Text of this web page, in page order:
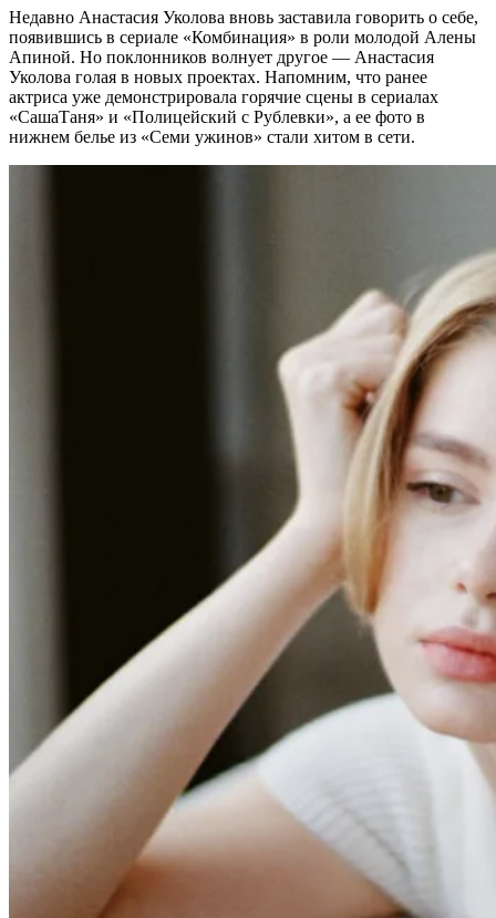
Недавно Анастасия Уколова вновь заставила говорить о себе,
появившись в сериале «Комбинация» в роли молодой Алены
Апиной. Но поклонников волнует другое — Анастасия
Уколова голая в новых проектах. Напомним, что ранее
актриса уже демонстрировала горячие сцены в сериалах
«СашаТаня» и «Полицейский с Рублевки», а ее фото в
нижнем белье из «Семи ужинов» стали хитом в сети.